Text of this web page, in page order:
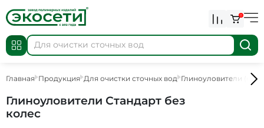
0
Главная Продукция Для очистки сточных вод Глиноуловители
Глиноуловители Стандарт без
колес